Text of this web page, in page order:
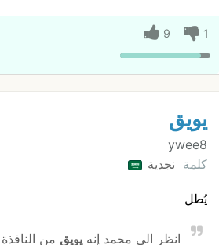
1
9
يويق
ywee8
كلمة نجدية
يُطل
انظر الى محمد إنه يويق من النافذة